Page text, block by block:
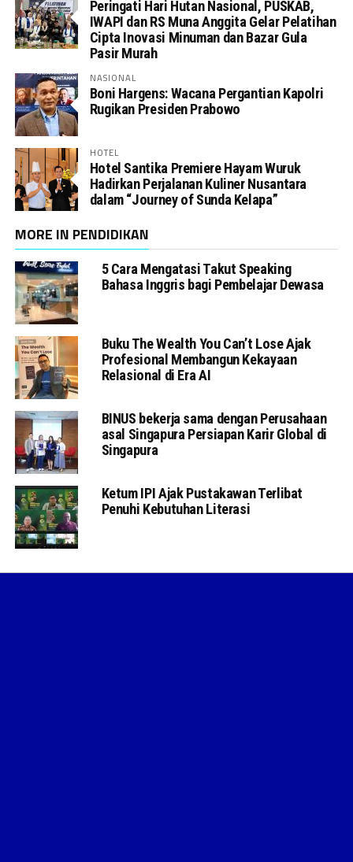
Peringati Hari Hutan Nasional, PUSKAB,
IWAPI dan RS Muna Anggita Gelar Pelatihan
Cipta Inovasi Minuman dan Bazar Gula
Pasir Murah
NASIONAL
Boni Hargens: Wacana Pergantian Kapolri
Rugikan Presiden Prabowo
HOTEL
Hotel Santika Premiere Hayam Wuruk
Hadirkan Perjalanan Kuliner Nusantara
dalam “Journey of Sunda Kelapa”
MORE IN PENDIDIKAN
5 Cara Mengatasi Takut Speaking
Bahasa Inggris bagi Pembelajar Dewasa
Buku The Wealth You Can’t Lose Ajak
Profesional Membangun Kekayaan
Relasional di Era AI
BINUS bekerja sama dengan Perusahaan
asal Singapura Persiapan Karir Global di
Singapura
Ketum IPI Ajak Pustakawan Terlibat
Penuhi Kebutuhan Literasi